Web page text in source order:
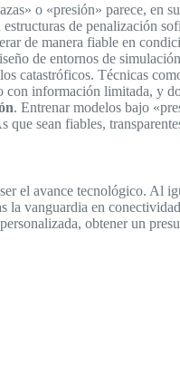
o «presión» parece,
de penalización
de manera fiable en
de entornos de
catastróficos. Técnicas
información limitada, y
. Entrenar modelos bajo
sean fiables,
el avance tecnológico.
vanguardia en
obtener un